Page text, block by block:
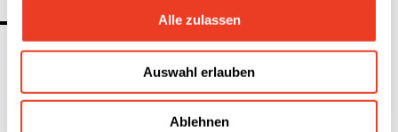
Alle zulassen
Auswahl erlauben
Ablehnen
Finanzanalysten der folgenden Institute verfolgen
die Aktivitäten derSFS Groupund erstellen
unabhängige Finanzstudien (in alphabetischer